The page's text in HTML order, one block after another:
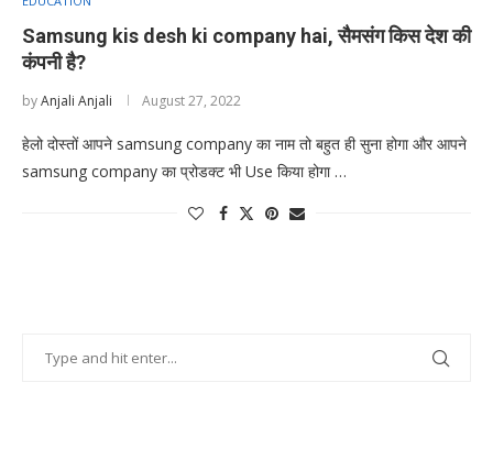
Samsung kis desh ki company hai, सैमसंग किस देश की
कंपनी है?
byAnjali Anjali August 27, 2022
हेलो दोस्तों आपने samsung company का नाम तो बहुत ही सुना होगा और आपने
samsung company का प्रोडक्ट भी Use किया होगा …